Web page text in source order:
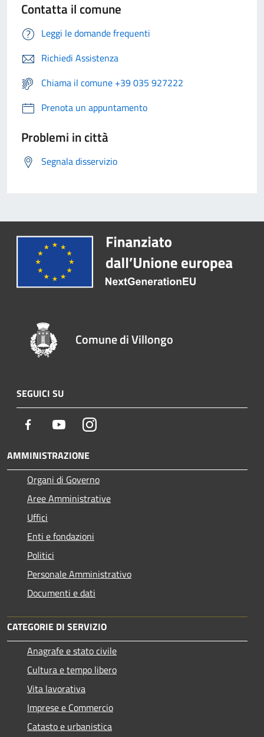
Contatta il comune
Leggi le domande frequenti
Richiedi Assistenza
Chiama il comune +39 035 927222
Prenota un appuntamento
Problemi in città
Segnala disservizio
Comune di Villongo
SEGUICI SU
Facebook YoutubeInstagram
AMMINISTRAZIONE
Organi di Governo
Aree Amministrative
Uffici
Enti e fondazioni
Politici
Personale Amministrativo
Documenti e dati
CATEGORIE DI SERVIZIO
Anagrafe e stato civile
Cultura e tempo libero
Vita lavorativa
Imprese e Commercio
Catasto e urbanistica